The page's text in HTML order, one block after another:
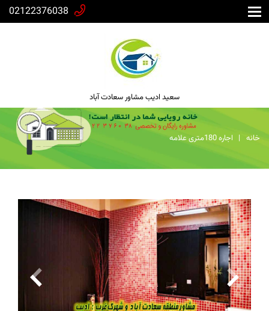
02122376038
سعید ادیب مشاور سعادت آباد
خانه اجاره 180متری علامه